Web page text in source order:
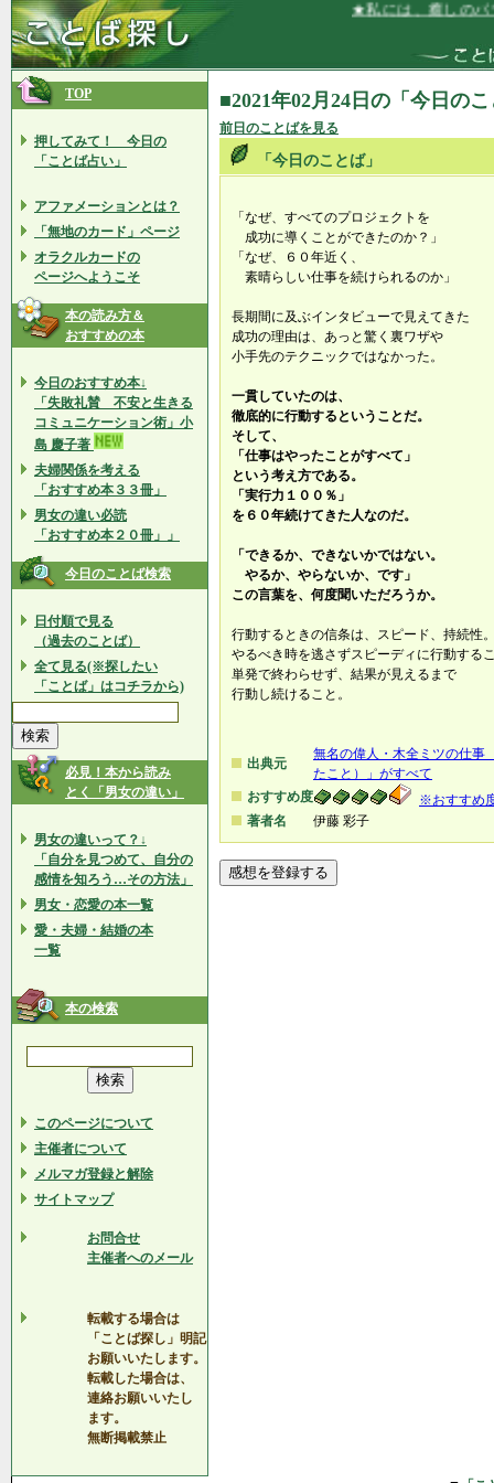
★私には、癒しのパ
TOP
押してみて！ 今日の
「ことば占い」
アファメーションとは？
「無地のカード」ページ
オラクルカードの
ページへようこそ
本の読み方＆
おすすめの本
今日のおすすめ本↓
「失敗礼賛 不安と生きる
コミュニケーション術」小
島 慶子著
夫婦関係を考える
「おすすめ本３３冊」
男女の違い必読
「おすすめ本２０冊」」
今日のことば検索
日付順で見る
（過去のことば）
全て見る(※探したい
「ことば」はコチラから)
必見！本から読み
とく「男女の違い」
男女の違いって？↓
「自分を見つめて、自分の
感情を知ろう…その方法」
男女・恋愛の本一覧
愛・夫婦・結婚の本
一覧
本の検索
このページについて
主催者について
メルマガ登録と解除
サイトマップ
お問合せ
主催者へのメール
転載する場合は
「ことば探し」明記
お願いいたします。
転載した場合は、
連絡お願いいたし
ます。
無断掲載禁止
■2021年02月24日の「今日の
前日のことばを見る
「今日のことば」
「なぜ、すべてのプロジェクトを
成功に導くことができたのか？」
「なぜ、６０年近く、
素晴らしい仕事を続けられるのか」
長期間に及ぶインタビューで見えてきた
成功の理由は、あっと驚く裏ワザや
小手先のテクニックではなかった。
一貫していたのは、
徹底的に行動するということだ。
そして、
「仕事はやったことがすべて」
という考え方である。
「実行力１００％」
を６０年続けてきた人なのだ。
「できるか、できないかではない。
やるか、やらないか、です」
この言葉を、何度聞いただろうか。
行動するときの信条は、スピード、持続性
やるべき時を逃さずスピーディに行動する
単発で終わらせず、結果が見えるまで
行動し続けること。
出典元
無名の偉人・木全ミツの仕
たこと）」がすべて
おすすめ度
※おすすめ
著者名
伊藤 彩子